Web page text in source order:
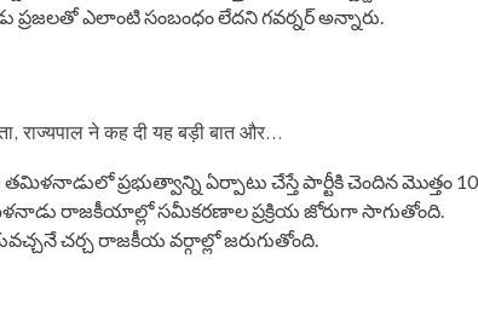
ఎలాంటి సంబంధం లేదని గవర్నర్ అన్నారు.
राज्यपाल ने कह दी यह बड़ी बात और…
ప్రభుత్వాన్ని ఏర్పాటు చేస్తే పార్టీకి చెందిన మొత్తం
రాజకీయాల్లో సమీకరణాల ప్రక్రియ జోరుగా సాగుతోంది.
చర్చ రాజకీయ వర్గాల్లో జరుగుతోంది.